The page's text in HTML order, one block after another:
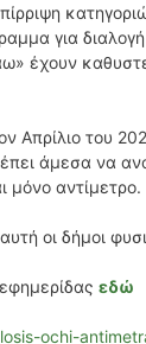
για διαλογή
έχουν
του
άμεσα να
μόνο αντίμετρο.
οι δήμοι
εδώ
ochi-